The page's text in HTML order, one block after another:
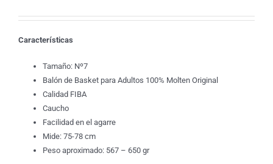
Características
Tamaño: Nº7
Balón de Basket para Adultos 100% Molten Original
Calidad FIBA
Caucho
Facilidad en el agarre
Mide: 75-78 cm
Peso aproximado: 567 – 650 gr